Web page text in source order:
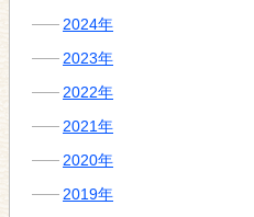
2024年
2023年
2022年
2021年
2020年
2019年